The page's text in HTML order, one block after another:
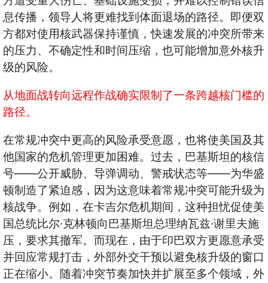
息传播，领导人将更难找到体面退场的路径。即便双
方都对使用核武器保持谨慎，快速发展的冲突所带来
的压力、不确定性和时间压缩，也可能增加意外核升
级的风险。
从地面战转向远程作战确实限制了一条跨越核门槛的
路径。
在常规冲突中更高的风险承受意愿，也将使美国及其
他国家的危机管理更加困难。过去，巴基斯坦的核信
号——公开威胁、导弹调动、警戒状态等——为华盛
顿制造了紧迫感，因为这意味着常规冲突可能升级为
核战争。例如，在卡吉尔危机期间，这种担忧促使美
国总统比尔·克林顿向巴基斯坦总理纳瓦兹·谢里夫施
压，要求其撤军。而现在，由于印巴双方更愿意承受
并回应常规打击，外部外交干预以避免核升级的窗口
正在缩小。随着冲突节奏加快并扩展至多个领域，外